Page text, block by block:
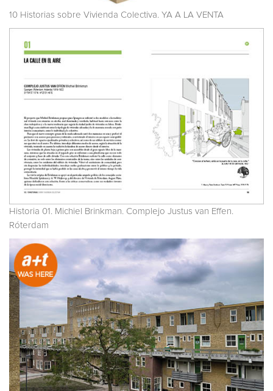
10 Historias sobre Vivienda Colectiva. YA A LA VENTA
Historia 01. Michiel Brinkman. Complejo Justus van Effen.
Róterdam